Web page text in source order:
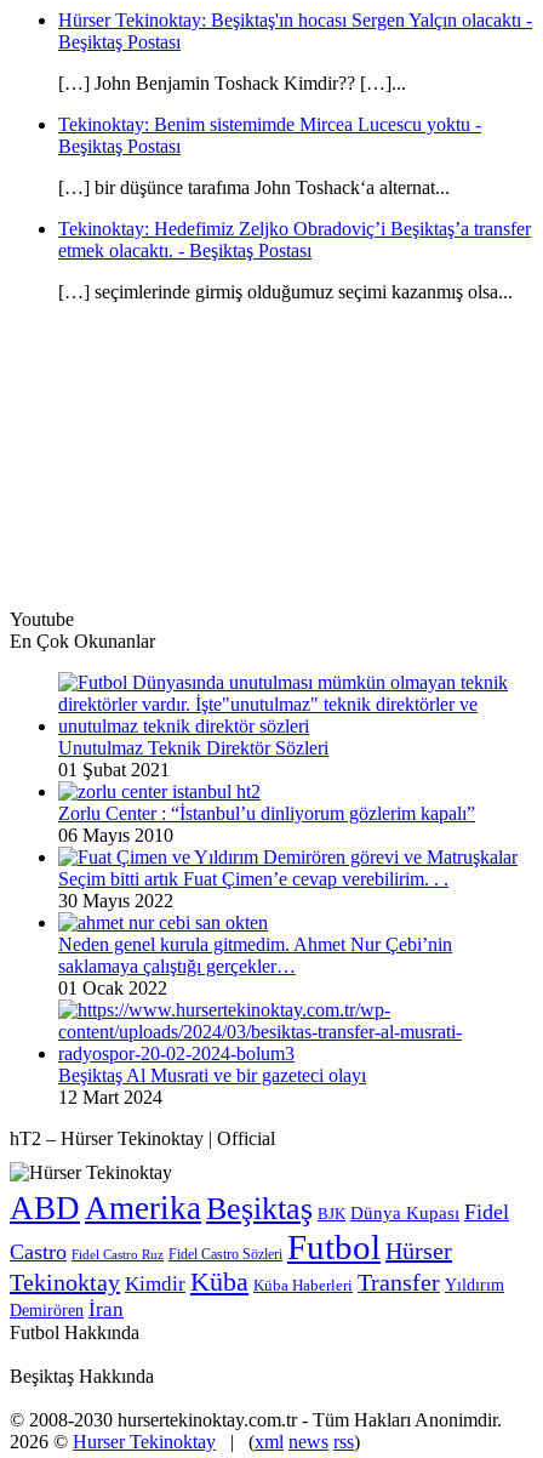
Hürser Tekinoktay: Beşiktaş'ın hocası Sergen Yalçın olacaktı -
Beşiktaş Postası
[…] John Benjamin Toshack Kimdir?? […]...
Tekinoktay: Benim sistemimde Mircea Lucescu yoktu -
Beşiktaş Postası
[…] bir düşünce tarafıma John Toshack‘a alternat...
Tekinoktay: Hedefimiz Zeljko Obradoviç’i Beşiktaş’a transfer
etmek olacaktı. - Beşiktaş Postası
[…] seçimlerinde girmiş olduğumuz seçimi kazanmış olsa...
Youtube
En Çok Okunanlar
Unutulmaz Teknik Direktör Sözleri
01 Şubat 2021
Zorlu Center : “İstanbul’u dinliyorum gözlerim kapalı”
06 Mayıs 2010
Seçim bitti artık Fuat Çimen’e cevap verebilirim. . .
30 Mayıs 2022
Neden genel kurula gitmedim. Ahmet Nur Çebi’nin
saklamaya çalıştığı gerçekler…
01 Ocak 2022
Beşiktaş Al Musrati ve bir gazeteci olayı
12 Mart 2024
hT2 – Hürser Tekinoktay | Official
ABD Amerika Beşiktaş BJK Dünya Kupası Fidel
Castro Fidel Castro Ruz Fidel Castro Sözleri Futbol Hürser
Tekinoktay Kimdir Küba Küba Haberleri Transfer Yıldırım
Demirören İran
Futbol Hakkında
Beşiktaş Hakkında
© 2008-2030 hursertekinoktay.com.tr - Tüm Hakları Anonimdir.
2026 © Hurser Tekinoktay | (xml news rss)